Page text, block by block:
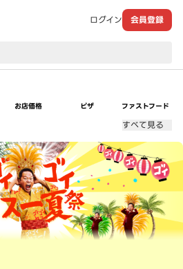
ログイン 会員登録
お店価格 ピザ ファストフード
すべて見る